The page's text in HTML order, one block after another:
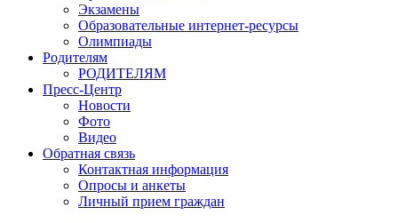
Экзамены
Образовательные интернет-ресурсы
Олимпиады
Родителям
РОДИТЕЛЯМ
Пресс-Центр
Новости
Фото
Видео
Обратная связь
Контактная информация
Опросы и анкеты
Личный прием граждан